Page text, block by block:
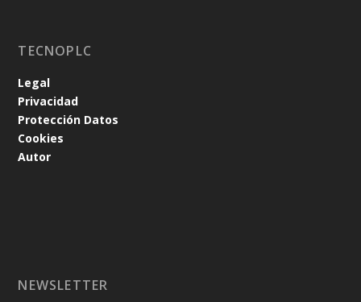
TECNOPLC
Legal
Privacidad
Protección Datos
Cookies
Autor
NEWSLETTER